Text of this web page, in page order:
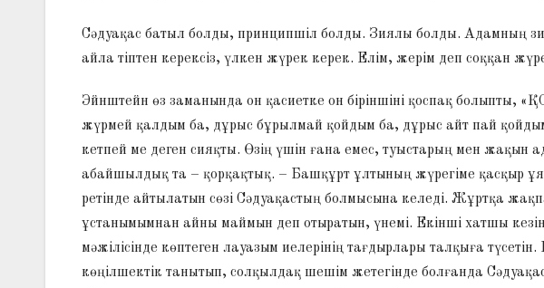
Сәдуақас батыл болды, принципшіл болды. Зиялы болды. Адамның
айла тіптен керексіз, үлкен жүрек керек. Елім, жерім деп соққан
Эйнштейн өз заманында он қасиетке он біріншіні қоспақ
жүрмей қалдым ба, дұрыс бұрылмай қойдым ба, дұрыс айт пай
кетпей ме деген сияқты. Өзің үшін ғана емес, туыстарың мен жақын
абайшылдық та – қорқақтық. – Башқұрт ұлтының жүрегіме қасқыр
ретінде айтылатын сөзі Сәдуақастың болмысына келеді. Жұртқа
ұстанымымнан айны маймын деп отыратын, үнемі. Екінші хатшы
мәжілісінде көптеген лауазым иелерінің тағдырлары талқыға
көңілшектік танытып, солқылдақ шешім жетегінде болғанда